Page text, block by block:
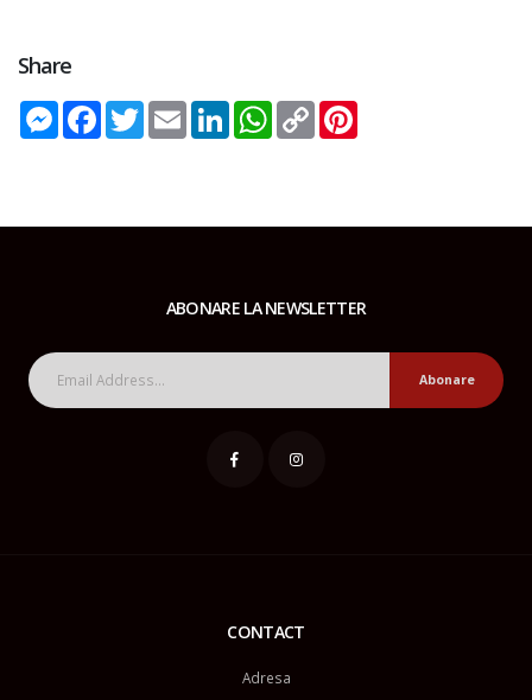
Share
MessengerFacebookTwitterEmail LinkedInWhatsApp
Copy
Link
ABONARE LA NEWSLETTER
Abonare
CONTACT
Adresa